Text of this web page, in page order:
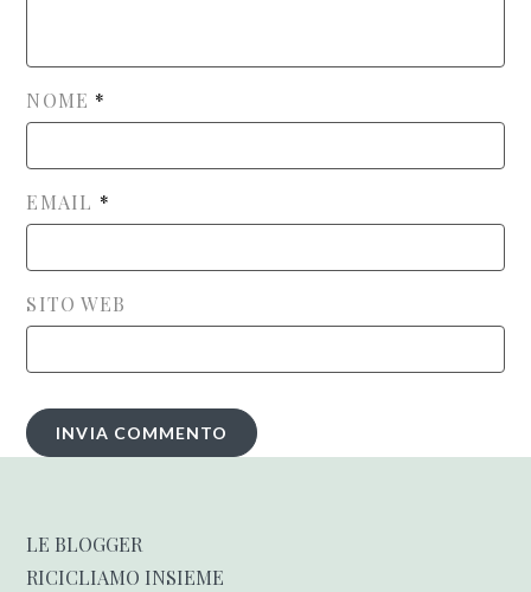
NOME *
EMAIL *
SITO WEB
LE BLOGGER
RICICLIAMO INSIEME